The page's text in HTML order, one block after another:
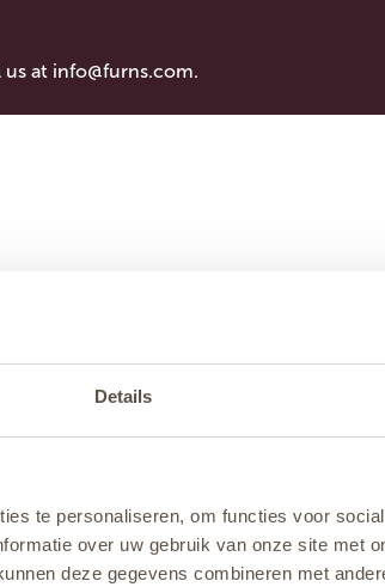
Details
te personaliseren, om functies voor
over uw gebruik van onze site met
deze gegevens combineren met
us at info@furns.com.